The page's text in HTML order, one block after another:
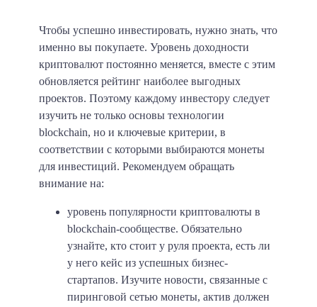
Чтобы успешно инвестировать, нужно знать, что
именно вы покупаете. Уровень доходности
криптовалют постоянно меняется, вместе с этим
обновляется рейтинг наиболее выгодных
проектов. Поэтому каждому инвестору следует
изучить не только основы технологии
blockchain, но и ключевые критерии, в
соответствии с которыми выбираются монеты
для инвестиций. Рекомендуем обращать
внимание на:
уровень популярности криптовалюты в
blockchain-сообществе. Обязательно
узнайте, кто стоит у руля проекта, есть ли
у него кейс из успешных бизнес-
стартапов. Изучите новости, связанные с
пиринговой сетью монеты, актив должен